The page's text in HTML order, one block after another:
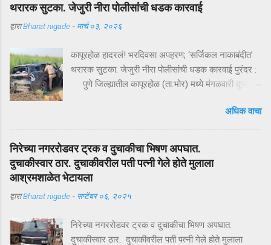
थरारक सुटका. जेजुरी नीरा पोलीसांंची धडक कारवाई
द्वाराBharat nigade - मार्च ०३, २०२६
कापूरहोळ हादरलं! भरदिवसा अपहरण; ‘सर्जिकल नाकाबंदीत’
थरारक सुटका. जेजुरी नीरा पोलीसांंची धडक कारवाई पुरंदर :
पुणे जिल्ह्यातील कापूरहोळ (ता.भोर) मध्ये मंगळवारी दुपारी
अक्षरशः हादरवून सोडलं. एका नामांकित व्यापाऱ्याच्या १८ वर्षीय
मुलाला भरदिवसा काळ्या XUVमधून जबरदस्तीने उचलून
नेण्यात आलं आणि काही क्षणांत गावात भीतीचं सावट दाटून
आलं. पण काही तासांतच पोलिसांनी उभारलेल्या ‘सर्जिकल
नाकाबंदी’मुळे चित्र पालटलं—आणि युवकाची सुखरूप सुटका
झाली. क्षणात घडलेलं अपहरण, गावात खळबळ दुपारचा
नेहमीसारखा गजबजलेला वेळ. कापूरहोळच्या मुख्य रस्त्यावर
युवकाला जबरदस्तीने गाडीत बसवून वाहन भरधाव वेगाने निघून
अधिक वाचा
निरेच्या नगररोडवर ट्रक व दुचाकीचा भिषण अपघात.
दुचाकीस्वार ठार. दुचाकीवरील पती पत्नी गेले होते मुलाला
आश्रमशाळेत भेटायला
द्वाराBharat nigade - सप्टेंबर ०६, २०२५
निरेच्या नगररोडवर ट्रक व दुचाकीचा भिषण अपघात.
दुचाकीस्वार ठार. दुचाकीवरील पती पत्नी गेले होते मुलाला